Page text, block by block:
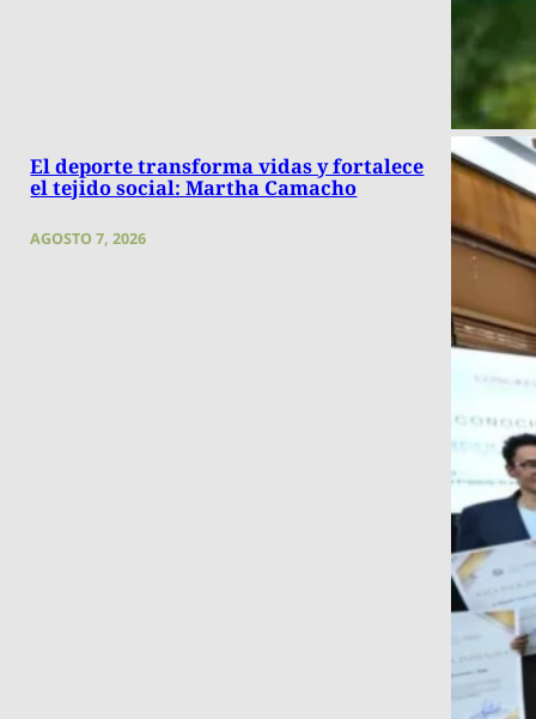
El deporte transforma vidas y fortalece
el tejido social: Martha Camacho
AGOSTO 7, 2026